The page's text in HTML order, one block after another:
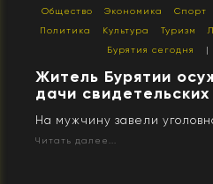
Общество Экономика Спорт
Политика
Культура Туризм
Бурятия сегодня
|
Житель Бурятии
дачи свидетельских
На мужчину завели
Читать далее...